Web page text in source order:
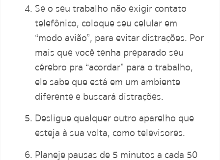
Se o seu trabalho não exigir contato
telefônico, coloque seu celular em
“modo avião”, para evitar distrações. Por
mais que você tenha preparado seu
cérebro pra “acordar” para o trabalho,
ele sabe que está em um ambiente
diferente e buscará distrações.
Desligue qualquer outro aparelho que
esteja à sua volta, como televisores.
Planeje pausas de 5 minutos a cada 50